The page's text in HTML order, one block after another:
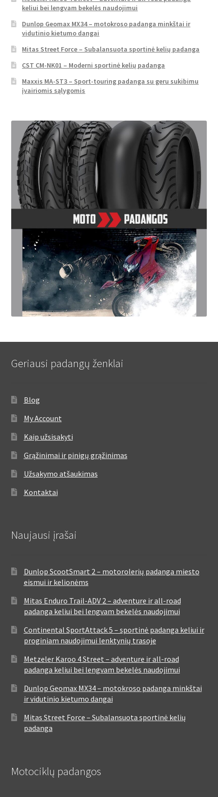
keliui bei lengvam bekelės naudojimui
Dunlop Geomax MX34 – motokroso padanga minkštai ir
vidutinio kietumo dangai
Mitas Street Force – Subalansuota sportinė kelių padanga
CST CM-NK01 – Moderni sportinė kelių padanga
Maxxis MA-ST3 – Sport-touring padanga su geru sukibimu
įvairiomis sąlygomis
Geriausi padangų ženklai
Blog
My Account
Kaip užsisakyti
Grąžinimai ir pinigų grąžinimas
Užsakymo atšaukimas
Kontaktai
Naujausi įrašai
Dunlop ScootSmart 2 – motorolerių padanga miesto
eismui ir kelionėms
Mitas Enduro Trail-ADV 2 – adventure ir all-road
padanga keliui bei lengvam bekelės naudojimui
Continental SportAttack 5 – sportinė padanga keliui ir
proginiam naudojimui lenktynių trasoje
Metzeler Karoo 4 Street – adventure ir all-road
padanga keliui bei lengvam bekelės naudojimui
Dunlop Geomax MX34 – motokroso padanga minkštai
ir vidutinio kietumo dangai
Mitas Street Force – Subalansuota sportinė kelių
padanga
Motociklų padangos